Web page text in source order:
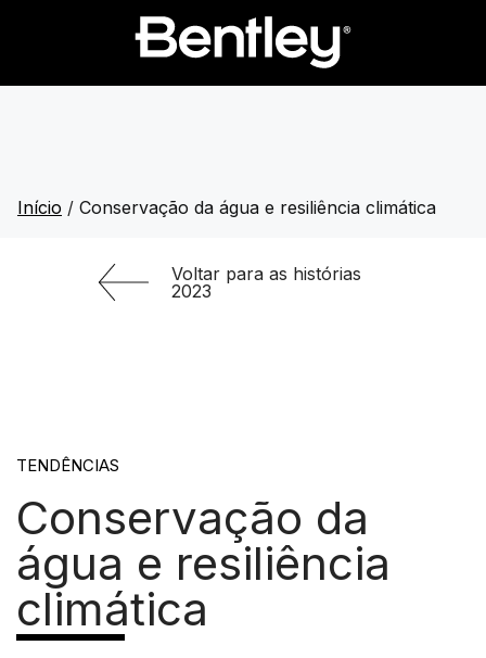
Início / Conservação da água e resiliência climática
Voltar para as histórias
2023
TENDÊNCIAS
Conservação da
água e resiliência
climática